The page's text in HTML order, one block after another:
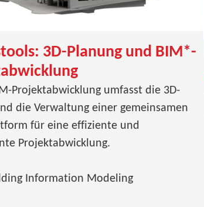
3D-Planung und BIM*-
Projektabwicklung umfasst die 3D-
die Verwaltung einer gemeinsamen
für eine effiziente und
Projektabwicklung.
Information Modeling